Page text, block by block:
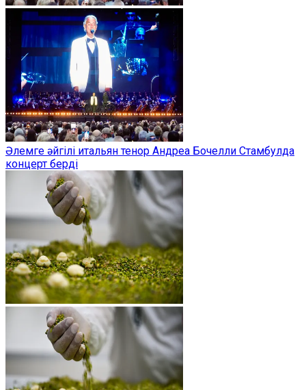
Әлемге әйгілі итальян тенор Андреа Бочелли Стамбулда
концерт берді